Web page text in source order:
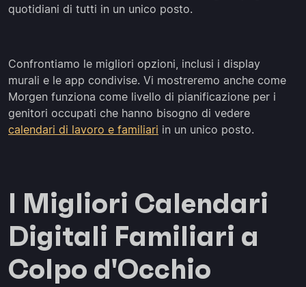
quotidiani di tutti in un unico posto.
Confrontiamo le migliori opzioni, inclusi i display
murali e le app condivise. Vi mostreremo anche come
Morgen funziona come livello di pianificazione per i
genitori occupati che hanno bisogno di vedere
calendari di lavoro e familiari in un unico posto.
I Migliori Calendari
Digitali Familiari a
Colpo d'Occhio